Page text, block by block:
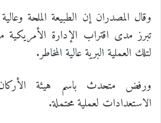
وقال المصدران إن الطبيعة الملحة
تبرز مدى اقتراب الإدارة
لتلك العملية البرية عالية المخاطر.
ورفض متحدث باسم هيئة الأركان
الاستعدادات لعملية محتملة.